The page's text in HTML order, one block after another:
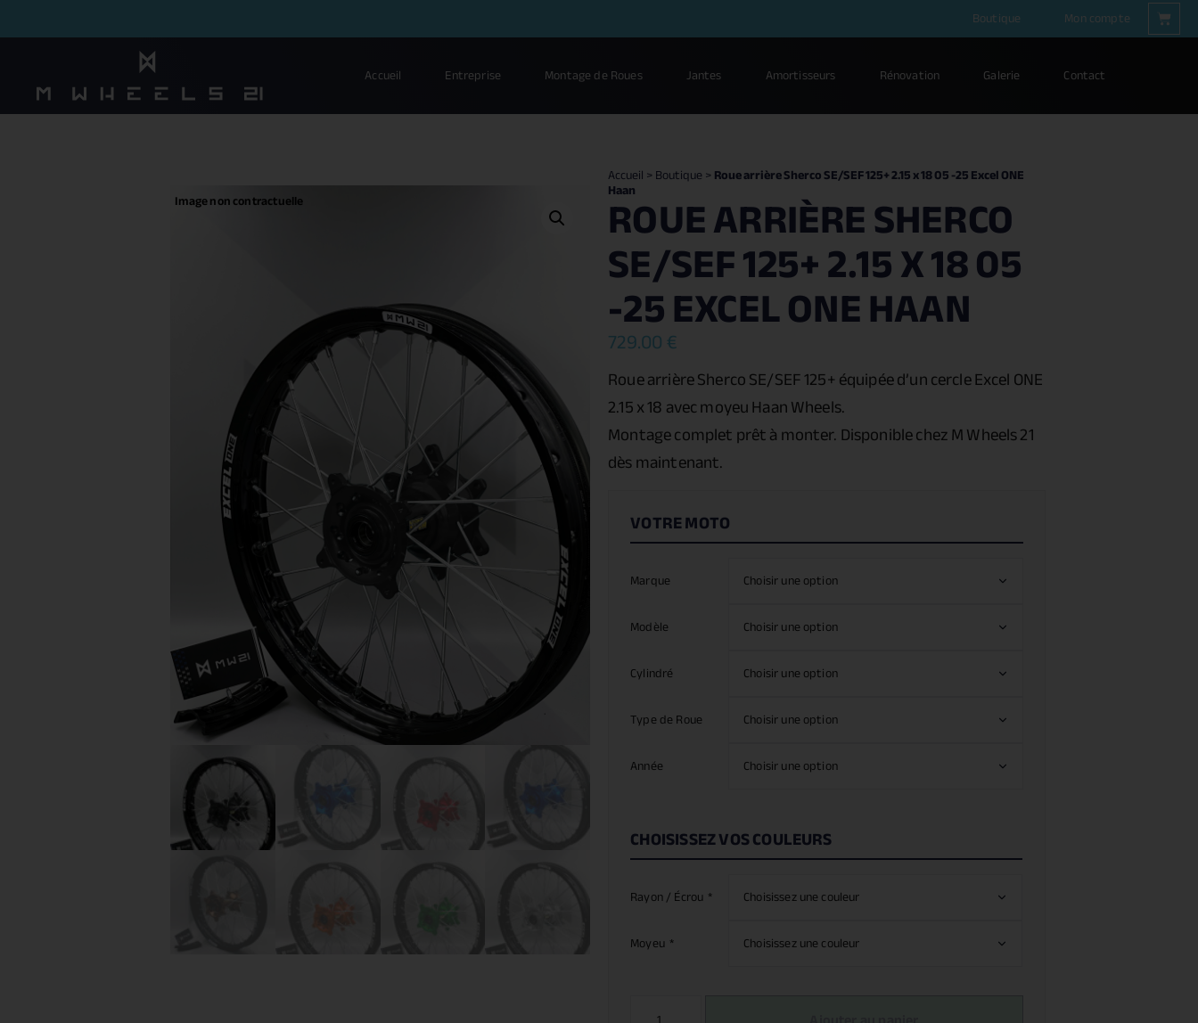
Boutique Mon compte
Accueil Entreprise Montage de Roues Jantes Amortisseurs Rénovation Galerie Contact
Image non contractuelle
Accueil>Boutique>Roue arrière Sherco SE/SEF 125+ 2.15 x 18 05 -25 Excel ONE
Haan
ROUE ARRIÈRE SHERCO
SE/SEF 125+ 2.15 X 18 05
-25 EXCEL ONE HAAN
729.00€
Roue arrière Sherco SE/SEF 125+équipée d’un cercle Excel ONE
2.15 x 18 avec moyeu Haan Wheels.
Montage complet prêt à monter. Disponible chez M Wheels 21
dès maintenant.
Marque
Modèle
Cylindré
Type de Roue
Année
CHOISISSEZ VOS COULEURS
Rayon / Écrou *
Moyeu *